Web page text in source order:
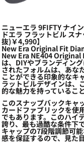
ニューエラ 9FIFTY ナイ
ドエラ フラットビル ス
抜)￥4,990】
New Era Original Fit
New Era NE404
は、DIYやブランディン
されたフォルムは、あな
ことができる印象的なキ
ラットビルデザインは、
的な魅力を持っているこ
このスナップバックキ
カードファブリックを使
でもあります。このハイ
誇り、最も過酷な条件下
キャップの7段階調節可
感を保証するので、見た